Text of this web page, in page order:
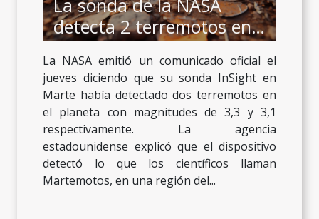
La sonda de la NASA
detecta 2 terremotos en
Marte
La NASA emitió un comunicado oficial el
jueves diciendo que su sonda InSight en
Marte había detectado dos terremotos en
el planeta con magnitudes de 3,3 y 3,1
respectivamente. La agencia
estadounidense explicó que el dispositivo
detectó lo que los científicos llaman
Martemotos, en una región del...